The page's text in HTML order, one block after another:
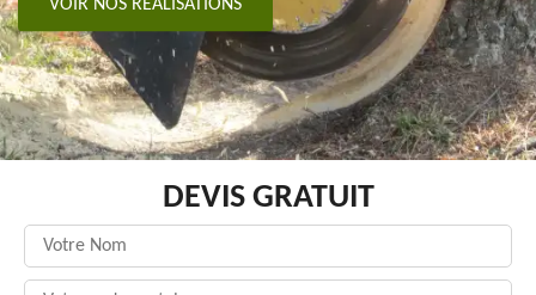
VOIR NOS RÉALISATIONS
DEVIS GRATUIT